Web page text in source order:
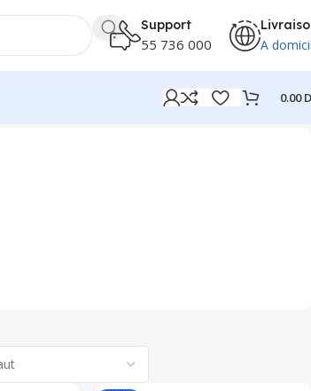
Support
55 736 000 A
0.00